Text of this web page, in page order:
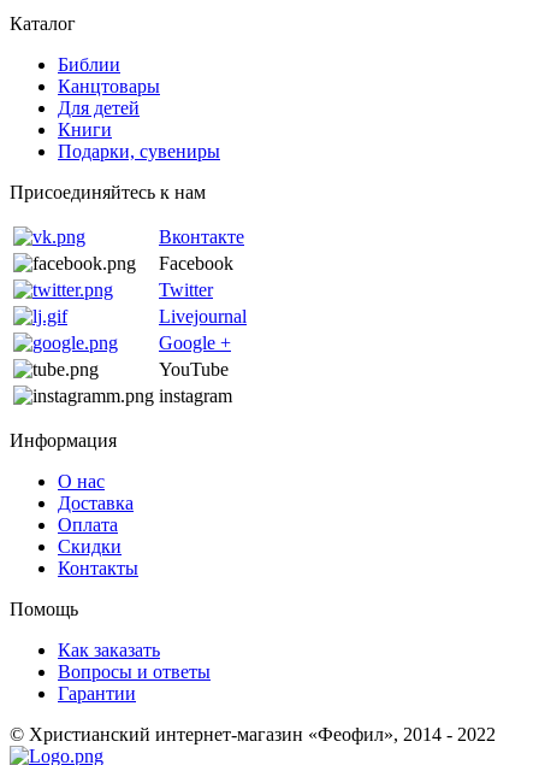
Каталог
Библии
Канцтовары
Для детей
Книги
Подарки, сувениры
Присоединяйтесь к нам
Вконтакте
Facebook
Twitter
Livejournal
Google +
YouTube
instagram
Информация
О нас
Доставка
Оплата
Скидки
Контакты
Помощь
Как заказать
Вопросы и ответы
Гарантии
© Христианский интернет-магазин «Феофил», 2014 - 2022